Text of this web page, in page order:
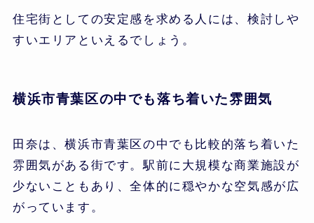
住宅街としての安定感を求める人には、検討しや
すいエリアといえるでしょう。
横浜市青葉区の中でも落ち着いた雰囲気
田奈は、横浜市青葉区の中でも比較的落ち着いた
雰囲気がある街です。駅前に大規模な商業施設が
少ないこともあり、全体的に穏やかな空気感が広
がっています。